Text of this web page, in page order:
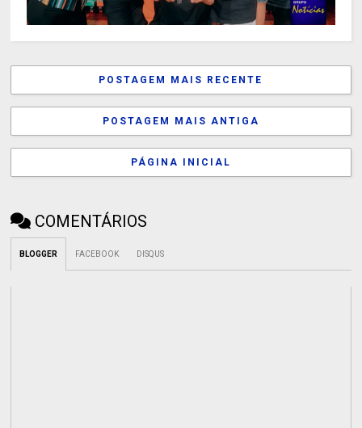
POSTAGEM MAIS RECENTE
POSTAGEM MAIS ANTIGA
PÁGINA INICIAL
COMENTÁRIOS
BLOGGER FACEBOOK DISQUS